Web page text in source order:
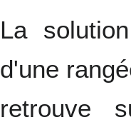
La
d'une
retrouve